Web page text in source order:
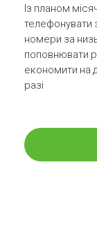
Із планом
телефонувати
номери за
поповнювати
економити на
разі